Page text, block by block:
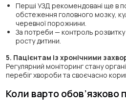
Перші УЗД рекомендовані ще в
обстеження головного мозку,
черевної порожнини.
За потреби — контроль розвитку
росту дитини.
5. Пацієнтам із хронічними
Регулярний моніторинг стану
перебіг хвороби та своєчасно
Коли варто